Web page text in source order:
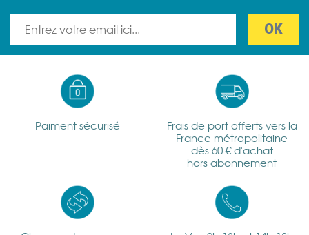
Paiment sécurisé
Frais de port offerts vers la
France métropolitaine
dès 60 € d'achat
hors abonnement